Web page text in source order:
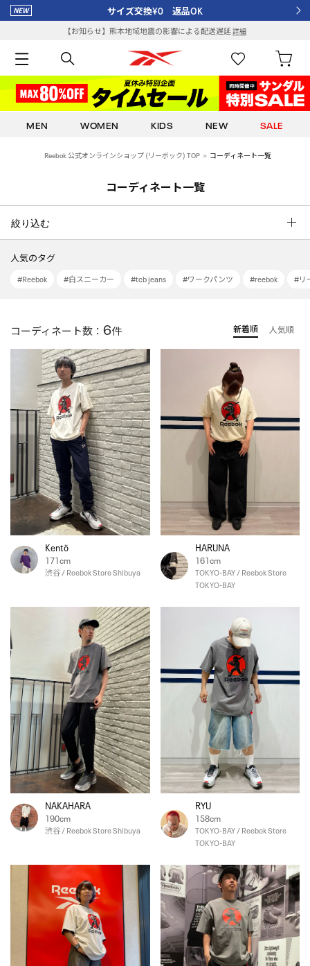
サイズ交換¥0 返品OK
【お知らせ】熊本地域地震の影響による配送遅延詳細
MEN WOMEN KIDS NEW SALE
Reebok 公式オンラインショップ (リーボック) TOP コーディネート一覧
コーディネート一覧
絞り込む
人気のタグ
#Reebok #白スニーカー #tcb jeans #ワークパンツ #reebok #リ
コーディネート数： 6件 新着順 人気順
Kentö
171cm
渋谷 / Reebok Store Shibuya
HARUNA
161cm
TOKYO-BAY / Reebok Store
TOKYO-BAY
NAKAHARA
190cm
渋谷 / Reebok Store Shibuya
RYU
158cm
TOKYO-BAY / Reebok Store
TOKYO-BAY